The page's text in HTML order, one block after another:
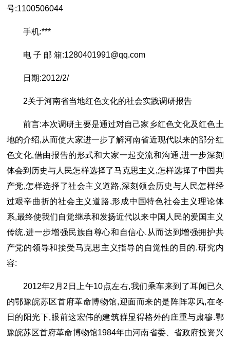
号:1100506044
手机:***
电 子 邮 箱:1280401991@qq.com
日期:2012/2/
2关于河南省当地红色文化的社会实践调研报告
前言:本次调研主要是通过对自己家乡红色文化及红色土
地的介绍,从而使大家进一步了解河南省近现代以来的部分红
色文化,借由报告的形式和大家一起交流和沟通,进一步深刻
体会到历史与人民怎样选择了马克思主义,怎样选择了中国共
产党,怎样选择了社会主义道路,深刻领会历史与人民怎样经
过艰辛曲折的社会主义道路,形成中国特色社会主义理论体
系,最终使我们自觉继承和发扬近代以来中国人民的爱国主义
传统,进一步增强民族自尊心和自信心.从而达到增强拥护共
产党的领导和接受马克思主义指导的自觉性的目的.研究内
容:
2012年2月2日上午10点左右,我们乘车来到了耳闻已久
的鄂豫皖苏区首府革命博物馆,迎面而来的是阵阵寒风,在冬
日的阳光下,眼前这宏伟的建筑群显得格外的庄重与肃穆.鄂
豫皖苏区首府革命博物馆1984年由河南省委、省政府投资兴